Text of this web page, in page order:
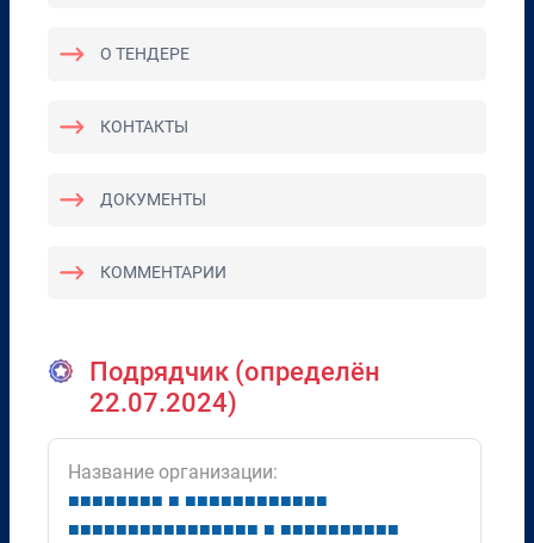
О ТЕНДЕРЕ
КОНТАКТЫ
ДОКУМЕНТЫ
КОММЕНТАРИИ
Подрядчик (определён
22.07.2024)
Название организации:
■■■■■■■■ ■ ■■■■■■■■■■■■
■■■■■■■■■■■■■■■■ ■ ■■■■■■■■■■